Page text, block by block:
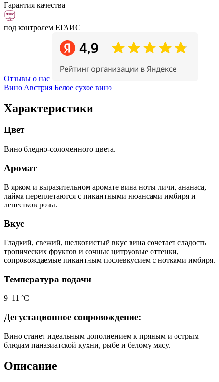
Гарантия качества
под контролем ЕГАИС
Отзывы о нас
Вино Австрия Белое сухое вино
Характеристики
Цвет
Вино бледно-соломенного цвета.
Аромат
В ярком и выразительном аромате вина ноты личи, ананаса,
лайма переплетаются с пикантными нюансами имбиря и
лепестков розы.
Вкус
Гладкий, свежий, шелковистый вкус вина сочетает сладость
тропических фруктов и сочные цитруовые оттенки,
сопровождаемые пикантным послевкусием с нотками имбиря.
Температура подачи
9–11 °C
Дегустационное сопровождение:
Вино станет идеальным дополнением к пряным и острым
блюдам паназиатской кухни, рыбе и белому мясу.
Описание